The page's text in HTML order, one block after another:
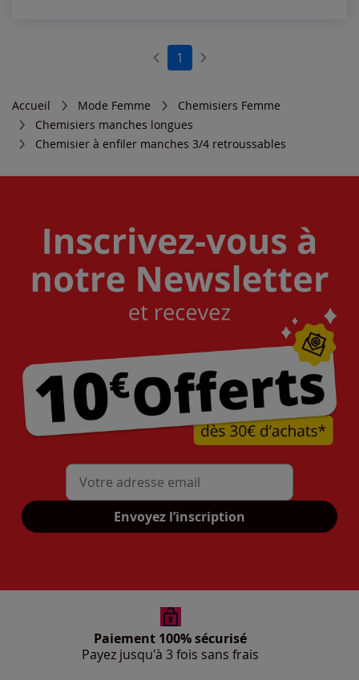
1
Accueil Mode Femme
Chemisiers Femme
Chemisiers manches longues
Chemisier à enfiler manches 3/4 retroussables
Mon adresse mail
Envoyez l’inscription
Paiement 100% sécurisé
Payez jusqu'à 3 fois sans frais